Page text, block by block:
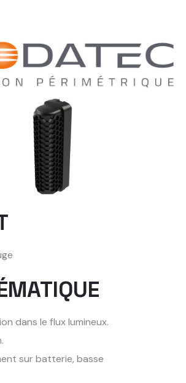
dans le flux lumineux.
sur batterie, basse